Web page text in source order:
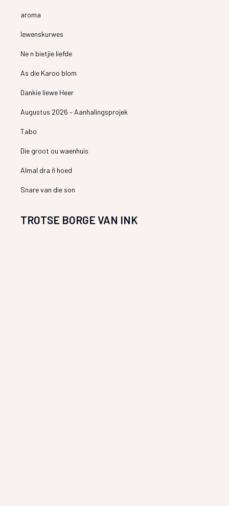
aroma
lewenskurwes
Ne n bietjie liefde
As die Karoo blom
Dankie liewe Heer
Augustus 2026 – Aanhalingsprojek
Tabo
Die groot ou waenhuis
Almal dra ñ hoed
Snare van die son
TROTSE BORGE VAN INK